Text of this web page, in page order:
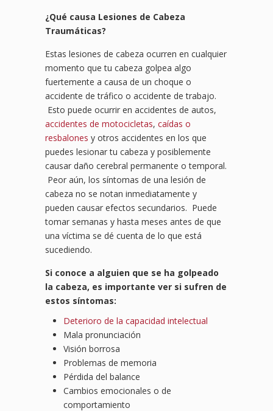
¿Qué causa Lesiones de Cabeza
Traumáticas?
Estas lesiones de cabeza ocurren en cualquier
momento que tu cabeza golpea algo
fuertemente a causa de un choque o
accidente de tráfico o accidente de trabajo.
Esto puede ocurrir en accidentes de autos,
accidentes de motocicletas, caídas o
resbalones y otros accidentes en los que
puedes lesionar tu cabeza y posiblemente
causar daño cerebral permanente o temporal.
Peor aún, los síntomas de una lesión de
cabeza no se notan inmediatamente y
pueden causar efectos secundarios. Puede
tomar semanas y hasta meses antes de que
una víctima se dé cuenta de lo que está
sucediendo.
Si conoce a alguien que se ha golpeado
la cabeza, es importante ver si sufren de
estos síntomas:
Deterioro de la capacidad intelectual
Mala pronunciación
Visión borrosa
Problemas de memoria
Pérdida del balance
Cambios emocionales o de
comportamiento